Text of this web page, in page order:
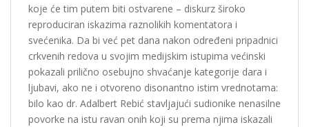
koje će tim putem biti ostvarene – diskurz široko
reproduciran iskazima raznolikih komentatora i
svećenika. Da bi već pet dana nakon određeni pripadnici
crkvenih redova u svojim medijskim istupima većinski
pokazali prilično osebujno shvaćanje kategorije dara i
ljubavi, ako ne i otvoreno disonantno istim vrednotama:
bilo kao dr. Adalbert Rebić stavljajući sudionike nenasilne
povorke na istu ravan onih koji su prema njima iskazali